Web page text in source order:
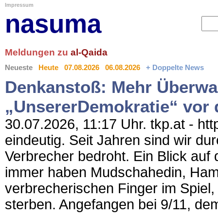
Impressum
nasuma
Meldungen zu al-Qaida
Neueste Heute 07.08.2026 06.08.2026 + Doppelte News
Denkanstoß: Mehr
„UnsererDemokratie“ vor
30.07.2026, 11:17 Uhr. tkp.at -
eindeutig. Seit Jahren sind wir
Verbrecher bedroht. Ein Blick auf
immer haben Mudschahedin,
verbrecherischen Finger im
sterben. Angefangen bei 9/11,